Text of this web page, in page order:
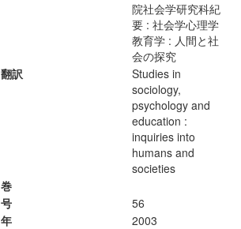
院社会学研究科紀
要 : 社会学心理学
教育学 : 人間と社
会の探究
翻訳
Studies in
sociology,
psychology and
education :
inquiries into
humans and
societies
巻
号
56
年
2003